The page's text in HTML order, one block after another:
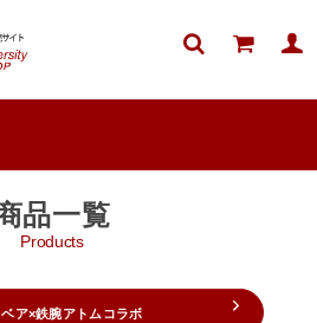
  
品一覧
Products
ア×鉄腕アトムコラボ